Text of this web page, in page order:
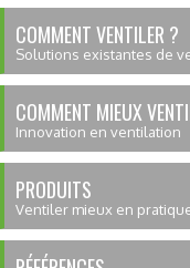
COMMENT VENTILER ?
Solutions existantes de
COMMENT MIEUX
Innovation en ventilation
PRODUITS
Ventiler mieux en